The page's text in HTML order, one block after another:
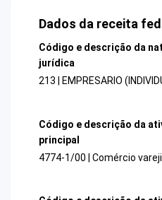
Dados da receita
Código e descrição da
jurídica
213 | EMPRESARIO
Código e descrição da
principal
4774-1/00 | Comércio